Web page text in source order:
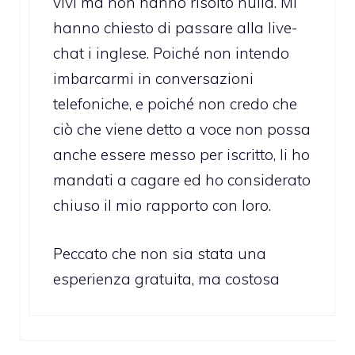
hanno chiesto di passare alla live-
chat i inglese. Poiché non intendo
imbarcarmi in conversazioni
telefoniche, e poiché non credo che
ciò che viene detto a voce non possa
anche essere messo per iscritto, li ho
mandati a cagare ed ho considerato
chiuso il mio rapporto con loro.
Peccato che non sia stata una
esperienza gratuita, ma costosa